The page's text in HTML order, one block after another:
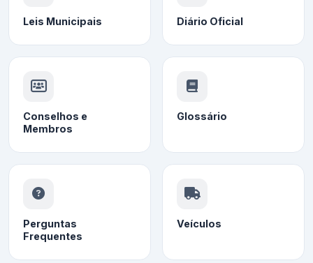
Leis Municipais Diário Oficial
Conselhos e
Membros
Glossário
Perguntas
Frequentes
Veículos